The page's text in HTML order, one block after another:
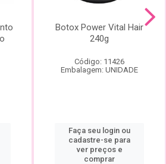
Botox Power Vital Hair
240g
Código: 11426
Embalagem: UNIDADE
Faça seu login ou
cadastre-se para
ver preços e
comprar